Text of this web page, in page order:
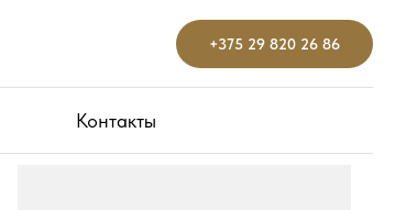
+375 29 820 26 86
Контакты
+375 29 820 26 86
Контакты